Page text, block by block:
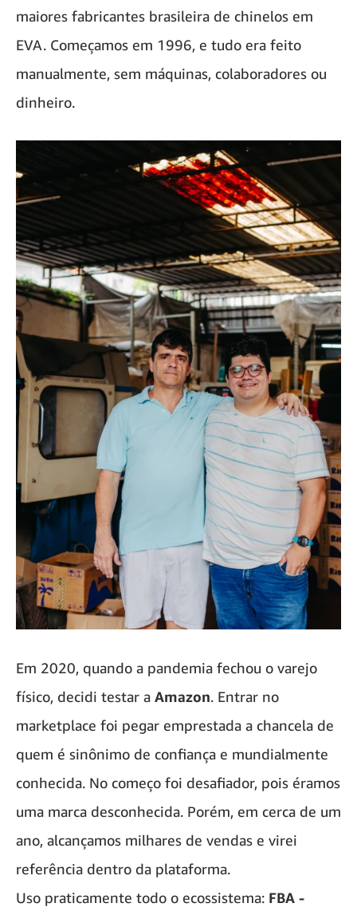
maiores fabricantes brasileira de chinelos em
EVA. Começamos em 1996, e tudo era feito
manualmente, sem máquinas, colaboradores ou
dinheiro.
Em 2020, quando a pandemia fechou o varejo
físico, decidi testar a Amazon. Entrar no
marketplace foi pegar emprestada a chancela de
quem é sinônimo de confiança e mundialmente
conhecida. No começo foi desafiador, pois éramos
uma marca desconhecida. Porém, em cerca de um
ano, alcançamos milhares de vendas e virei
referência dentro da plataforma.
Uso praticamente todo o ecossistema: FBA -